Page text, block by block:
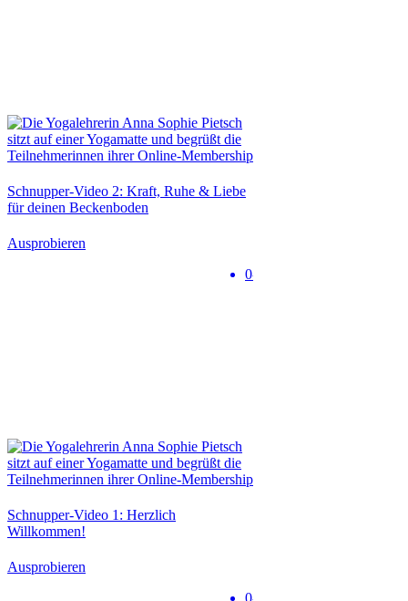
Schnupper-Video 2: Kraft, Ruhe & Liebe
für deinen Beckenboden
Ausprobieren
0-5 min
Schnupper-Video 1: Herzlich
Willkommen!
Ausprobieren